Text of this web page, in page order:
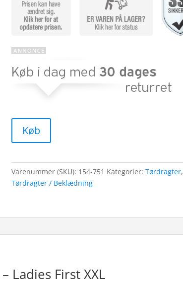
Køb
Varenummer (SKU): 154-751 Kategorier:Tørdragter,
Tørdragter / Beklædning
Ladies First XXL